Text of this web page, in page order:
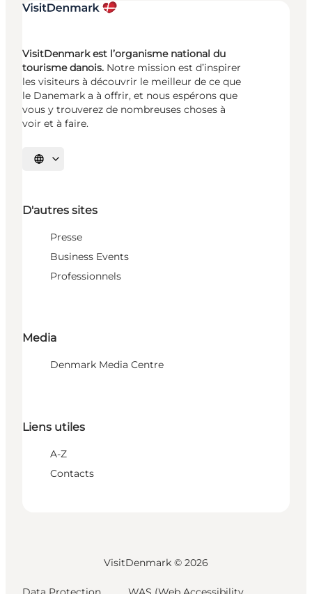
VisitDenmark est l’organisme national du
tourisme danois. Notre mission est d’inspirer
les visiteurs à découvrir le meilleur de ce que
le Danemark a à offrir, et nous espérons que
vous y trouverez de nombreuses choses à
voir et à faire.
Choisissez la langue
D'autres sites
Presse
Business Events
Professionnels
Media
Denmark Media Centre
Liens utiles
A-Z
Contacts
VisitDenmark © 2026